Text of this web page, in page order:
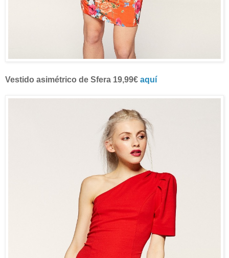
Vestido asimétrico de Sfera 19,99€ aquí